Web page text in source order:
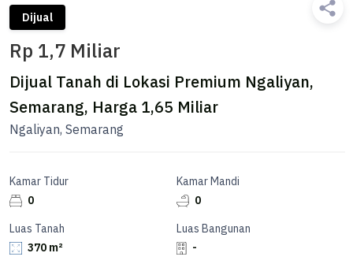
Dijual
Rp 1,7 Miliar
Dijual Tanah di Lokasi Premium Ngaliyan,
Semarang, Harga 1,65 Miliar
Ngaliyan, Semarang
Kamar Tidur
0
Kamar Mandi
0
Luas Tanah
370 m²
Luas Bangunan
-